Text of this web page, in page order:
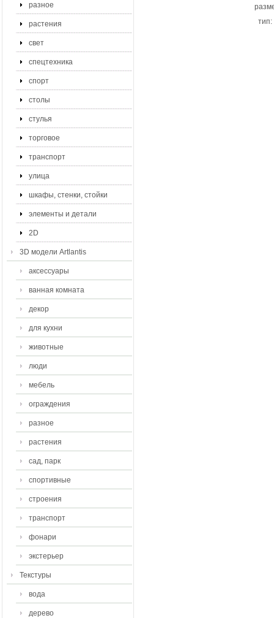
разное
растения
свет
спецтехника
спорт
столы
стулья
торговое
транспорт
улица
шкафы, стенки, стойки
элементы и детали
2D
3D модели Artlantis
аксессуары
ванная комната
декор
для кухни
животные
люди
мебель
ограждения
разное
растения
сад, парк
спортивные
строения
транспорт
фонари
экстерьер
Текстуры
вода
дерево
тип: